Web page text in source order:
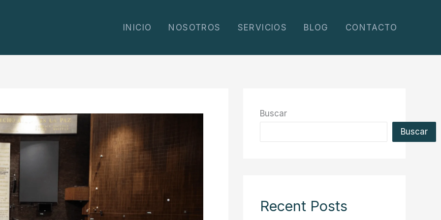
INICIO NOSOTROS SERVICIOS BLOG CONTACTO
Buscar
Buscar
Recent Posts